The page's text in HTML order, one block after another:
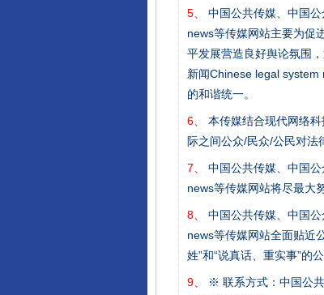
5、
中国公共传媒、中国
news等传媒网站主要为促
平发展营造良好舆论氛围
新闻Chinese legal system
的和谐统一。
6、
本传媒结合现代网络
际之间公众/民众/公民对法
7、
中国公共传媒、中国
news等传媒网站将尽最大
8、
中国公共传媒、中国
news等传媒网站全面贴近
姓”和“说真话、重实事”的
9、
※ 联系方式：中国公
揭开“小金库”的免